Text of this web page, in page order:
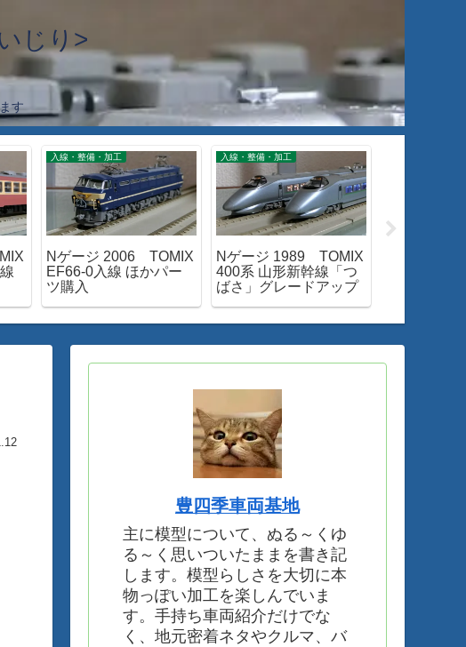
じり>
す
入線・整備・加工
Nゲージ 2006 TOMIX
EF66-0入線 ほかパー
ツ購入
入線・整備・加工
Nゲージ 1989 TOMIX
400系 山形新幹線「つ
ばさ」グレードアップ
豊四季車両基地
主に模型について、ぬる～くゆ
る～く思いついたままを書き記
します。模型らしさを大切に本
物っぽい加工を楽しんでいま
す。手持ち車両紹介だけでな
く、地元密着ネタやクルマ、バ